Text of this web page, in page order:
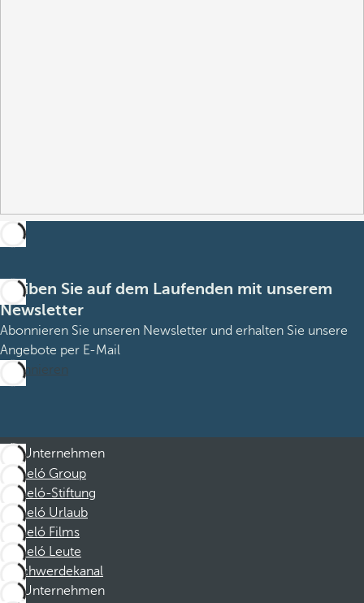
Bleiben Sie auf dem Laufenden mit unserem
Newsletter
Abonnieren Sie unseren Newsletter und erhalten Sie unsere
Angebote per E-Mail
Abonnieren
Unternehmen
Barceló Group
Barceló-Stiftung
Barceló Urlaub
Barceló Films
Barceló Leute
Beschwerdekanal
Unternehmen